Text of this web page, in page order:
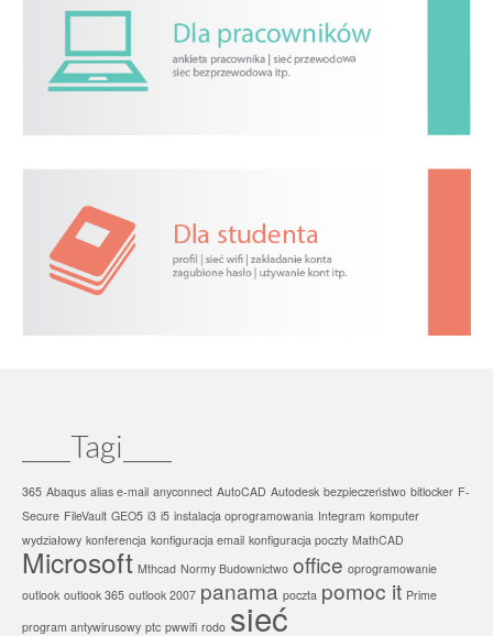
____Tagi____
365 Abaqus alias e-mail anyconnect AutoCAD Autodesk bezpieczeństwo bitlocker F-
Secure FileVault GEO5 i3 i5 instalacja oprogramowania Integram komputer
wydziałowy konferencja konfiguracja email konfiguracja poczty MathCAD
Microsoft Mthcad Normy Budownictwo office oprogramowanie
outlook outlook 365 outlook 2007 panama poczta pomoc it Prime
program antywirusowy ptc pwwifi rodo sieć